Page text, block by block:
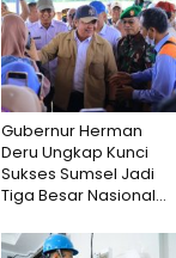
Gubernur Herman
Deru Ungkap Kunci
Sukses Sumsel Jadi
Tiga Besar Nasional...